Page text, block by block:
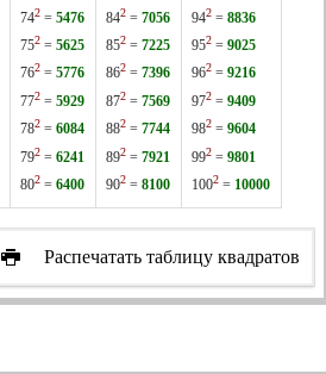
742= 5476
752= 5625
762= 5776
772= 5929
782= 6084
792= 6241
802= 6400
842= 7056
852= 7225
862= 7396
872= 7569
882= 7744
892= 7921
902= 8100
942= 8836
952= 9025
962= 9216
972= 9409
982= 9604
992= 9801
1002= 10000
 Распечатать таблицу квадратов